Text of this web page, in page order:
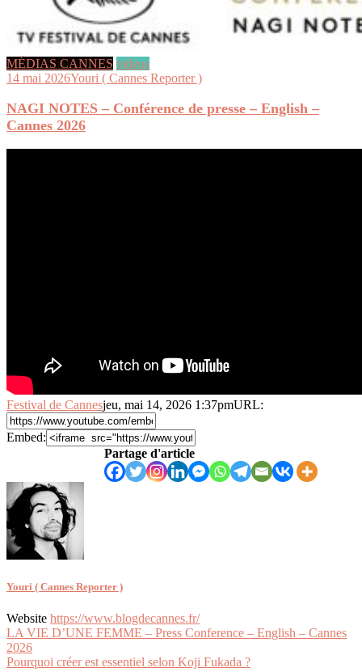
MÉDIAS CANNES videos
14 mai 2026Youri ( Cannes Reporter )
NAGI NOTES – Conférence de presse – English –
Cannes 2026
Festival de Cannesjeu, mai 14, 2026 1:37pmURL:
Embed:
Partage d'article
Youri ( Cannes Reporter )
Website https://www.blogdecannes.fr/
Navigation
de
LA VIE D’UNE FEMME – Press Conference – English – Cannes
2026
Pourquoi créer est essentiel selon Koji Fukada ?